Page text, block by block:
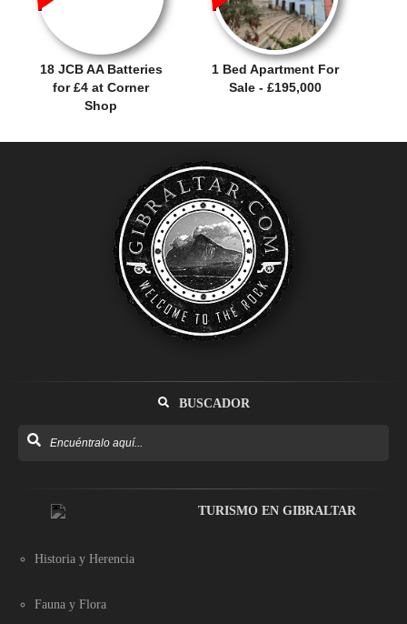
18 JCB AA Batteries
for £4 at Corner
Shop
1 Bed Apartment For
Sale - £195,000
BUSCADOR
TURISMO EN GIBRALTAR
Historia y Herencia
Fauna y Flora